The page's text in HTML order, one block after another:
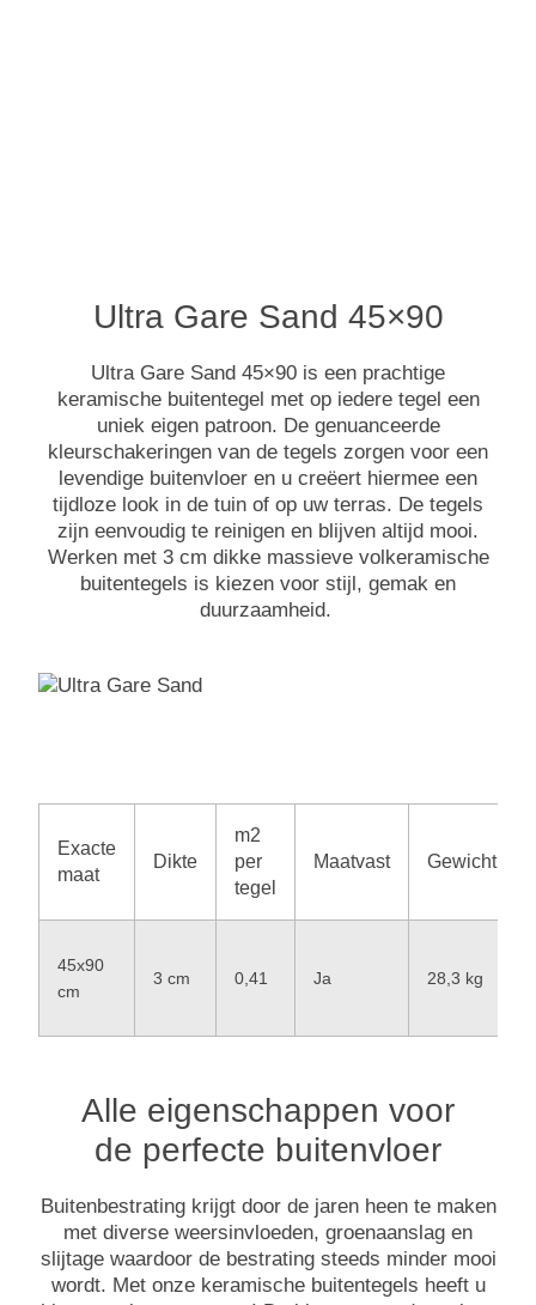
Ultra Gare Sand 45×90
Ultra Gare Sand 45×90 is een prachtige
keramische buitentegel met op iedere tegel een
uniek eigen patroon. De genuanceerde
kleurschakeringen van de tegels zorgen voor een
levendige buitenvloer en u creëert hiermee een
tijdloze look in de tuin of op uw terras. De tegels
zijn eenvoudig te reinigen en blijven altijd mooi.
Werken met 3 cm dikke massieve volkeramische
buitentegels is kiezen voor stijl, gemak en
duurzaamheid.
Exacte
maat
Dikte
m2
per
tegel
Maatvast Gewicht
45x90
cm
3 cm 0,41 Ja 28,3 kg
Alle eigenschappen voor
de perfecte buitenvloer
Buitenbestrating krijgt door de jaren heen te maken
met diverse weersinvloeden, groenaanslag en
slijtage waardoor de bestrating steeds minder mooi
wordt. Met onze keramische buitentegels heeft u